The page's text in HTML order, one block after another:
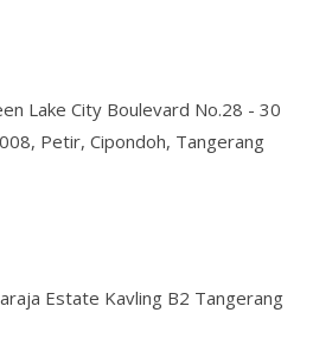
Lake City Boulevard No.28 - 30
Petir, Cipondoh, Tangerang
Estate Kavling B2 Tangerang